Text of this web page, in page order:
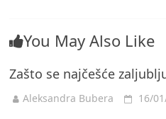
You May Also Like
Zašto se najčešće
Aleksandra Bubera 16/